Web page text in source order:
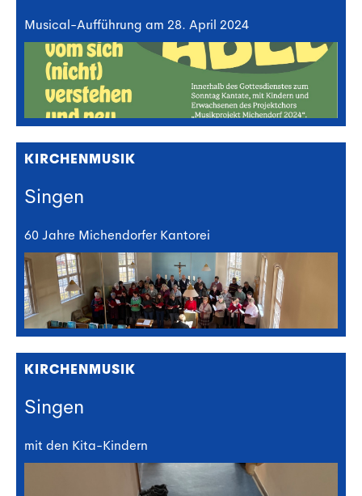
Musical-Aufführung am 28. April 2024
KIRCHENMUSIK
Singen
60 Jahre Michendorfer Kantorei
KIRCHENMUSIK
Singen
mit den Kita-Kindern